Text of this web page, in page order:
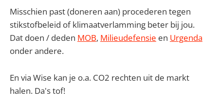
welkom.
Misschien past (doneren aan) procederen tegen
stikstofbeleid of klimaatverlamming beter bij jou.
Dat doen / deden MOB, Milieudefensie en Urgenda
onder andere.
En via Wise kan je o.a. CO2 rechten uit de markt
halen. Da's tof!